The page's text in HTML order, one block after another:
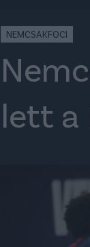
NEMCSAKFOCI
lett a